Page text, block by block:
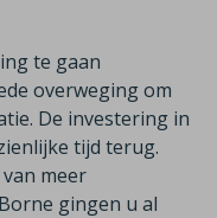
te gaan
overweging om
De investering in
tijd terug.
meer
gingen u al